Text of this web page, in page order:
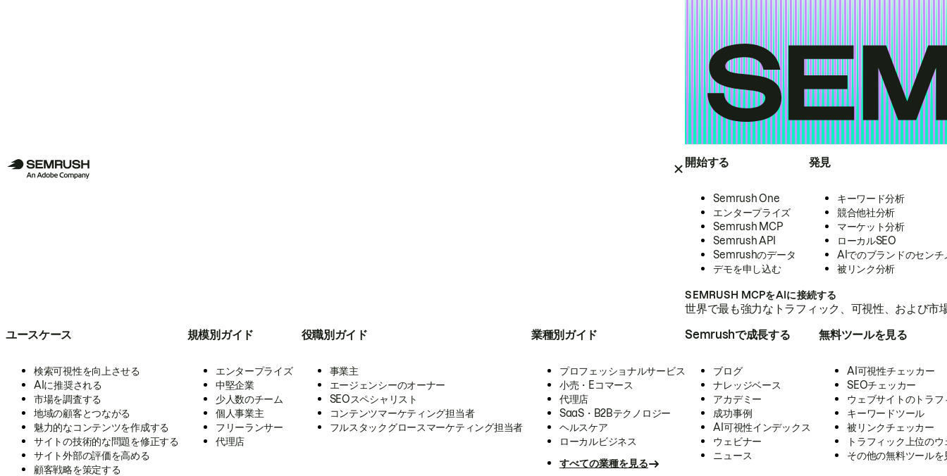
開始する
Semrush One
エンタープライズ
Semrush MCP
Semrush API
Semrushのデータ
デモを申し込む
発見
キーワード分析
競合他社分析
マーケット分析
ローカルSEO
AIでのブランドのセンチ
被リンク分析
SEMRUSH MCPをAIに接続する
世界で最も強力なトラフィック、可視性、および
ユースケース
検索可視性を向上させる
AIに推奨される
市場を調査する
地域の顧客とつながる
魅力的なコンテンツを作成する
サイトの技術的な問題を修正する
サイト外部の評価を高める
顧客戦略を策定する
規模別ガイド
エンタープライズ
中堅企業
少人数のチーム
個人事業主
フリーランサー
代理店
役職別ガイド
事業主
エージェンシーのオーナー
SEOスペシャリスト
コンテンツマーケティング担当者
フルスタックグロースマーケティング担当者
業種別ガイド
プロフェッショナルサービス
小売・Eコマース
代理店
SaaS・B2Bテクノロジー
ヘルスケア
ローカルビジネス
すべての業種を見る
Semrushで成長する
ブログ
ナレッジベース
アカデミー
成功事例
AI可視性インデックス
ウェビナー
ニュース
無料ツールを見る
AI可視性チェッカー
SEOチェッカー
ウェブサイトのトラ
キーワードツール
被リンクチェッカー
トラフィック上位の
その他の無料ツールを